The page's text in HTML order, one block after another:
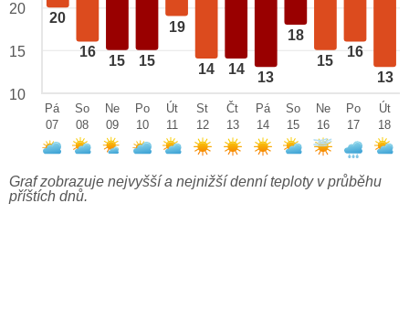
20
16
15 15
19
14 14
13
18
15
16
13
20
15
10
Pá
07
So
08
Ne
09
Po
10
Út
11
St
12
Čt
13
Pá
14
So
15
Ne
16
Po
17
Út
18
Graf zobrazuje nejvyšší a nejnižší denní teploty v průběhu
příštích dnů.